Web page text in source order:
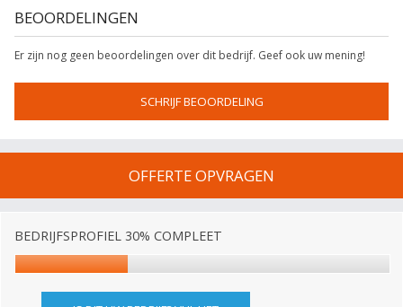
BEOORDELINGEN
Er zijn nog geen beoordelingen over dit bedrijf. Geef ook uw mening!
SCHRIJF BEOORDELING
OFFERTE OPVRAGEN
BEDRIJFSPROFIEL 30% COMPLEET